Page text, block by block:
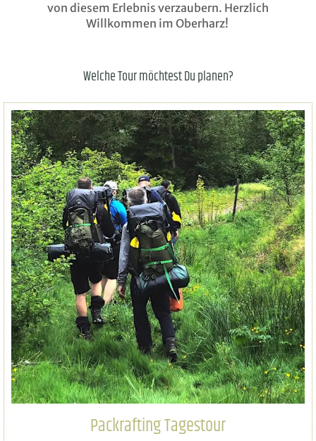
von diesem Erlebnis verzaubern. Herzlich
Willkommen im Oberharz!
Welche Tour möchtest Du planen?
Packrafting Tagestour